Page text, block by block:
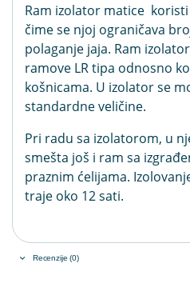
Ram izolator matice
čime se njoj ograničava
polaganje jaja. Ram
ramove LR tipa odnosno
košnicama. U izolator se
standardne veličine.
Pri radu sa izolatorom, u
smešta još i ram sa
praznim ćelijama.
traje oko 12 sati.
Recenzije (0)